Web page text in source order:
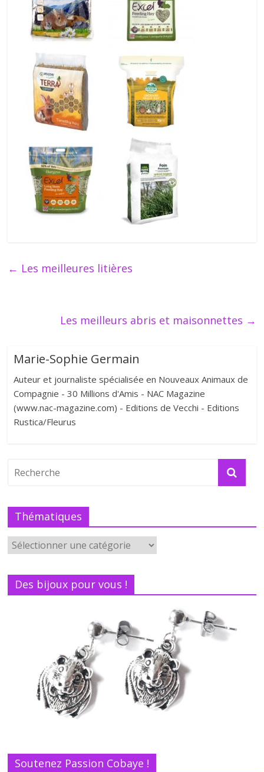
← Les meilleures litières
Les meilleurs abris et maisonnettes →
Marie-Sophie Germain
Auteur et journaliste spécialisée en Nouveaux Animaux de
Compagnie - 30 Millions d'Amis - NAC Magazine
(www.nac-magazine.com) - Editions de Vecchi - Editions
Rustica/Fleurus
Thématiques
Des bijoux pour vous !
Soutenez Passion Cobaye !